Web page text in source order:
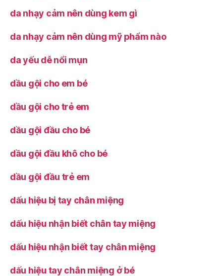
da nhạy cảm nên dùng kem gì
da nhạy cảm nên dùng mỹ phẩm nào
da yếu dễ nổi mụn
dầu gội cho em bé
dầu gội cho trẻ em
dầu gội đầu cho bé
dầu gội đầu khô cho bé
dầu gội đầu trẻ em
dấu hiệu bị tay chân miệng
dấu hiệu nhận biết chân tay miệng
dấu hiệu nhận biết tay chân miệng
dấu hiệu tay chân miệng ở bé